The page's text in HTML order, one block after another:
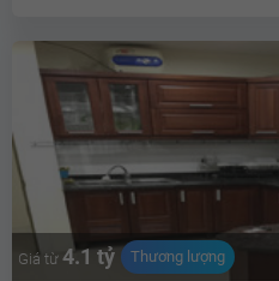
Giá từ 4.1 tỷ Thương lượng